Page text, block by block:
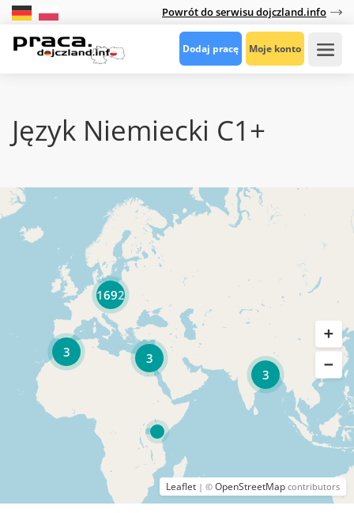
Powrót do serwisu dojczland.info
Dodaj pracę Moje konto
Język Niemiecki C1+
3
3
3
1692
Leaflet | © OpenStreetMap contributors